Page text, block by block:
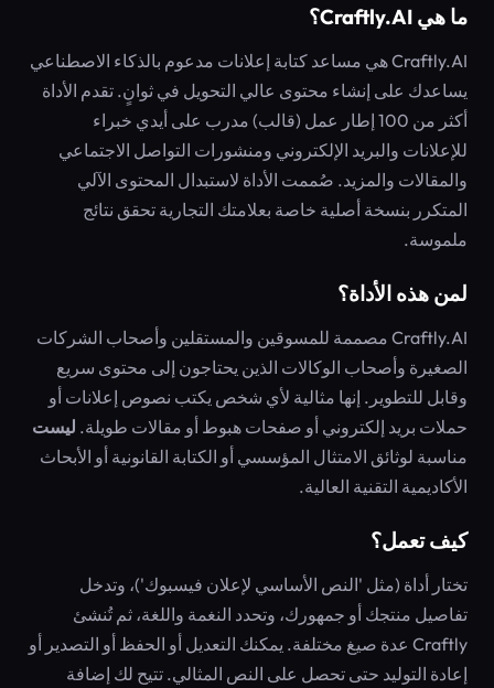
ما هي Craftly.AI؟
Craftly.AI هي مساعد كتابة إعلانات مدعوم بالذكاء الاصطناعي
يساعدك على إنشاء محتوى عالي التحويل في ثوانٍ. تقدم الأداة
أكثر من 100 إطار عمل (قالب) مدرب على أيدي خبراء
للإعلانات والبريد الإلكتروني ومنشورات التواصل الاجتماعي
والمقالات والمزيد. صُممت الأداة لاستبدال المحتوى الآلي
المتكرر بنسخة أصلية خاصة بعلامتك التجارية تحقق نتائج
ملموسة.
لمن هذه الأداة؟
Craftly.AI مصممة للمسوقين والمستقلين وأصحاب الشركات
الصغيرة وأصحاب الوكالات الذين يحتاجون إلى محتوى سريع
وقابل للتطوير. إنها مثالية لأي شخص يكتب نصوص إعلانات أو
حملات بريد إلكتروني أو صفحات هبوط أو مقالات طويلة. ليست
مناسبة لوثائق الامتثال المؤسسي أو الكتابة القانونية أو الأبحاث
الأكاديمية التقنية العالية.
كيف تعمل؟
تختار أداة (مثل 'النص الأساسي لإعلان فيسبوك')، وتدخل
تفاصيل منتجك أو جمهورك، وتحدد النغمة واللغة، ثم تُنشئ
Craftly عدة صيغ مختلفة. يمكنك التعديل أو الحفظ أو التصدير أو
إعادة التوليد حتى تحصل على النص المثالي. تتيح لك إضافة